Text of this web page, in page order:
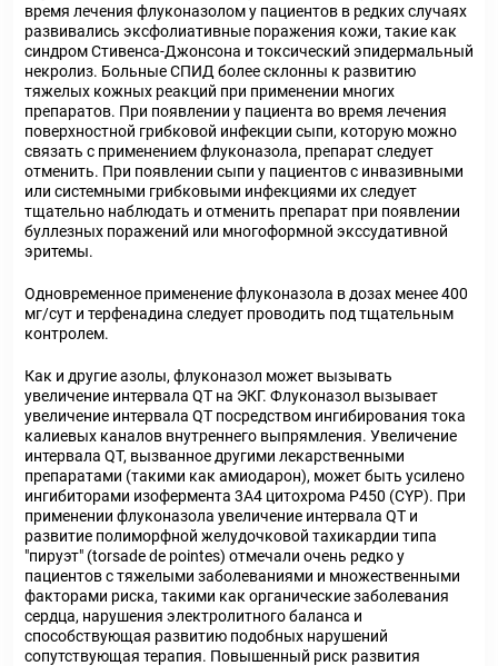
время лечения флуконазолом у пациентов в редких случаях
развивались эксфолиативные поражения кожи, такие как
синдром Стивенса-Джонсона и токсический эпидермальный
некролиз. Больные СПИД более склонны к развитию
тяжелых кожных реакций при применении многих
препаратов. При появлении у пациента во время лечения
поверхностной грибковой инфекции сыпи, которую можно
связать с применением флуконазола, препарат следует
отменить. При появлении сыпи у пациентов с инвазивными
или системными грибковыми инфекциями их следует
тщательно наблюдать и отменить препарат при появлении
буллезных поражений или многоформной экссудативной
эритемы.
Одновременное применение флуконазола в дозах менее 400
мг/сут и терфенадина следует проводить под тщательным
контролем.
Как и другие азолы, флуконазол может вызывать
увеличение интервала QT на ЭКГ. Флуконазол вызывает
увеличение интервала QT посредством ингибирования тока
калиевых каналов внутреннего выпрямления. Увеличение
интервала QT, вызванное другими лекарственными
препаратами (такими как амиодарон), может быть усилено
ингибиторами изофермента 3А4 цитохрома Р450 (CYP). При
применении флуконазола увеличение интервала QT и
развитие полиморфной желудочковой тахикардии типа
"пируэт" (torsade de pointes) отмечали очень редко у
пациентов с тяжелыми заболеваниями и множественными
факторами риска, такими как органические заболевания
сердца, нарушения электролитного баланса и
способствующая развитию подобных нарушений
сопутствующая терапия. Повышенный риск развития